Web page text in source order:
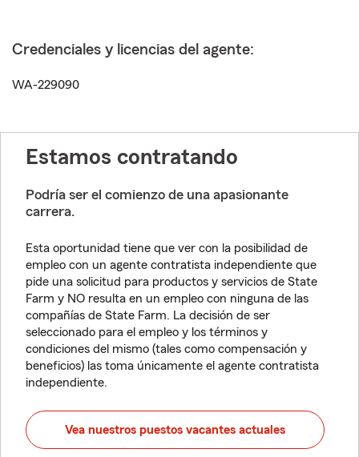
Credenciales y licencias del agente:
WA-229090
Estamos contratando
Podría ser el comienzo de una apasionante
carrera.
Esta oportunidad tiene que ver con la posibilidad de
empleo con un agente contratista independiente que
pide una solicitud para productos y servicios de State
Farm y NO resulta en un empleo con ninguna de las
compañías de State Farm. La decisión de ser
seleccionado para el empleo y los términos y
condiciones del mismo (tales como compensación y
beneficios) las toma únicamente el agente contratista
independiente.
Vea nuestros puestos vacantes actuales